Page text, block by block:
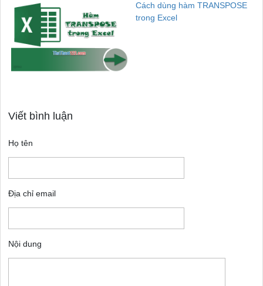
Cách dùng hàm TRANSPOSE
trong Excel
Viết bình luận
Họ tên
Địa chỉ email
Nội dung